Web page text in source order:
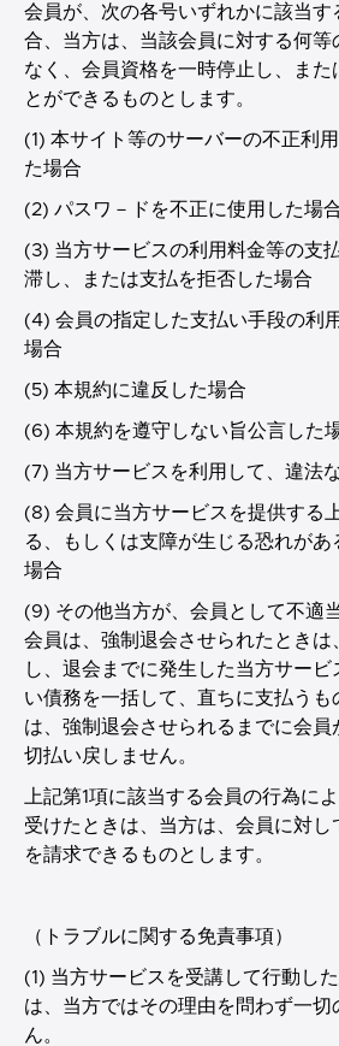
会員が、次の各号いずれかに該当す
合、当方は、当該会員に対する何等
なく、会員資格を一時停止し、また
とができるものとします。
(1) 本サイト等のサーバーの不正利
た場合
(2) パスワ－ドを不正に使用した場
(3) 当方サービスの利用料金等の支
滞し、または支払を拒否した場合
(4) 会員の指定した支払い手段の利
場合
(5) 本規約に違反した場合
(6) 本規約を遵守しない旨公言した
(7) 当方サービスを利用して、違法
(8) 会員に当方サービスを提供する
る、もしくは支障が生じる恐れがあ
場合
(9) その他当方が、会員として不適
会員は、強制退会させられたときは
し、退会までに発生した当方サー
い債務を一括して、直ちに支払うも
は、強制退会させられるまでに会員
切払い戻しません。
上記第1項に該当する会員の行為に
受けたときは、当方は、会員に対
を請求できるものとします。
（トラブルに関する免責事項）
(1) 当方サービスを受講して行動し
は、当方ではその理由を問わず一切
ん。